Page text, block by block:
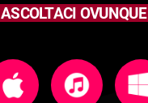
ASCOLTACI OVUNQUE